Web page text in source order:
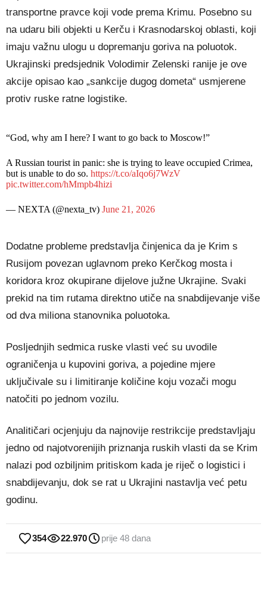
transportne pravce koji vode prema Krimu. Posebno su
na udaru bili objekti u Kerču i Krasnodarskoj oblasti, koji
imaju važnu ulogu u dopremanju goriva na poluotok.
Ukrajinski predsjednik Volodimir Zelenski ranije je ove
akcije opisao kao „sankcije dugog dometa“ usmjerene
protiv ruske ratne logistike.
“God, why am I here? I want to go back to Moscow!”
A Russian tourist in panic: she is trying to leave occupied Crimea,
but is unable to do so. https://t.co/aIqo6j7WzV
pic.twitter.com/hMmpb4hizi
— NEXTA (@nexta_tv) June 21, 2026
Dodatne probleme predstavlja činjenica da je Krim s
Rusijom povezan uglavnom preko Kerčkog mosta i
koridora kroz okupirane dijelove južne Ukrajine. Svaki
prekid na tim rutama direktno utiče na snabdijevanje više
od dva miliona stanovnika poluotoka.
Posljednjih sedmica ruske vlasti već su uvodile
ograničenja u kupovini goriva, a pojedine mjere
uključivale su i limitiranje količine koju vozači mogu
natočiti po jednom vozilu.
Analitičari ocjenjuju da najnovije restrikcije predstavljaju
jedno od najotvorenijih priznanja ruskih vlasti da se Krim
nalazi pod ozbiljnim pritiskom kada je riječ o logistici i
snabdijevanju, dok se rat u Ukrajini nastavlja već petu
godinu.
354 22.970 prije 48 dana